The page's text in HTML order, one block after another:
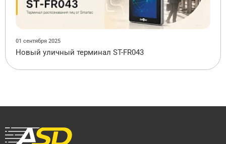
01 сентября 2025
Новый уличный терминал ST-FR043